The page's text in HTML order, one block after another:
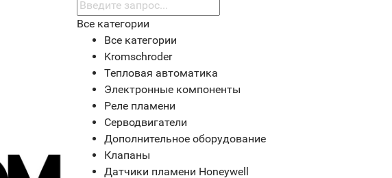
Все категории
Все категории
Kromschroder
Тепловая автоматика
Электронные компоненты
Реле пламени
Серводвигатели
Дополнительное оборудование
Клапаны
Датчики пламени Honeywell